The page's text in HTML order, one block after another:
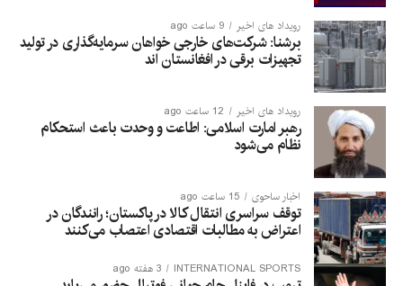
رویداد های اخیر 9 ساعت ago
برشنا: شرکت‌های خارجی خواهان سرمایه‌گذاری در تولید
تجهیزات برقی در افغانستان‌ اند
رویداد های اخیر 12 ساعت ago
رهبر امارت اسلامی: اطاعت و وحدت باعث استحکام
نظام می‌شود
اخبار ساحوی 15 ساعت ago
توقف سراسری انتقال کالا در پاکستان؛ رانندگان در
اعتراض به مطالبات اقتصادی اعتصاب می‌کنند
INTERNATIONAL SPORTS 3 هفته ago